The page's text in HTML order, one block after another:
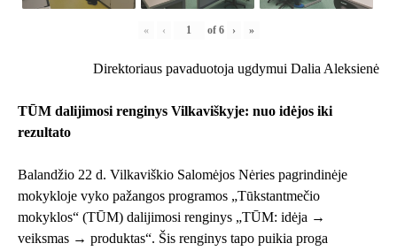
« ‹ of 6 › »
Direktoriaus pavaduotoja ugdymui Dalia Aleksienė
TŪM dalijimosi renginys Vilkaviškyje: nuo idėjos iki
rezultato
Balandžio 22 d. Vilkaviškio Salomėjos Nėries pagrindinėje
mokykloje vyko pažangos programos „Tūkstantmečio
mokyklos“ (TŪM) dalijimosi renginys „TŪM: idėja →
veiksmas → produktas“. Šis renginys tapo puikia proga